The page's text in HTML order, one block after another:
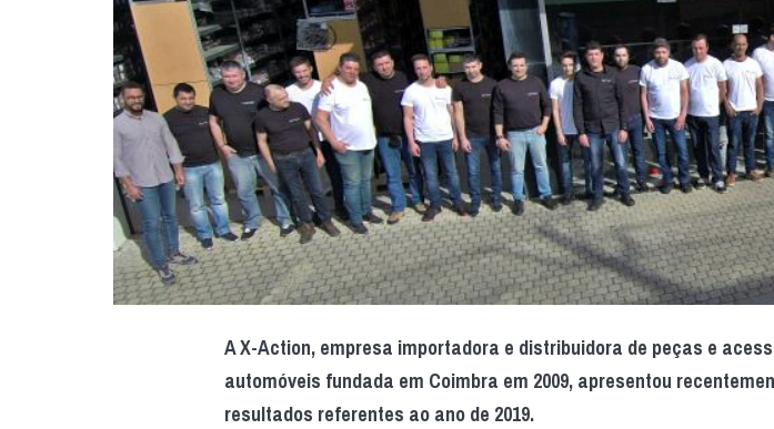
A X-Action, empresa importadora e distribuidora de peças e
automóveis fundada em Coimbra em 2009, apresentou
resultados referentes ao ano de 2019.